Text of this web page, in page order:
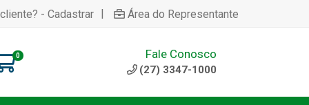
- Cadastrar | Área do Representante
0 Fale Conosco
(27) 3347-1000